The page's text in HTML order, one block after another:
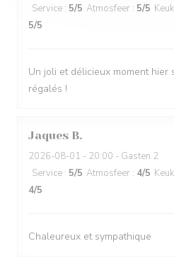
Service : 5/5 Atmosfeer : 5/5
5/5
Un joli et délicieux moment hier
régalés !
Jaques B
2026-08-01 - 20:00 - Gasten 2
Service : 5/5 Atmosfeer : 4/5
4/5
Chaleureux et sympathique